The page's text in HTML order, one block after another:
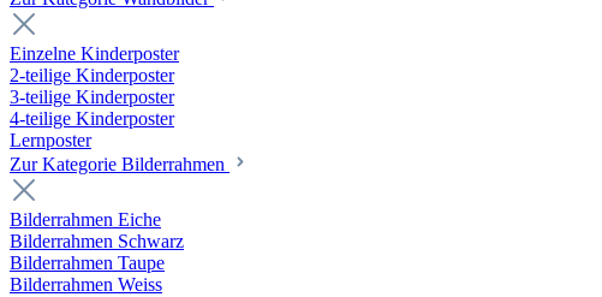
Einzelne Kinderposter
2-teilige Kinderposter
3-teilige Kinderposter
4-teilige Kinderposter
Lernposter
Zur Kategorie Bilderrahmen
Bilderrahmen Eiche
Bilderrahmen Schwarz
Bilderrahmen Taupe
Bilderrahmen Weiss